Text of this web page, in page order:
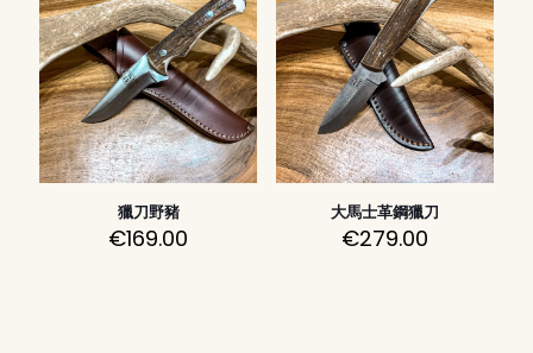
獵刀野豬
€169.00
大馬士革鋼獵刀
€279.00